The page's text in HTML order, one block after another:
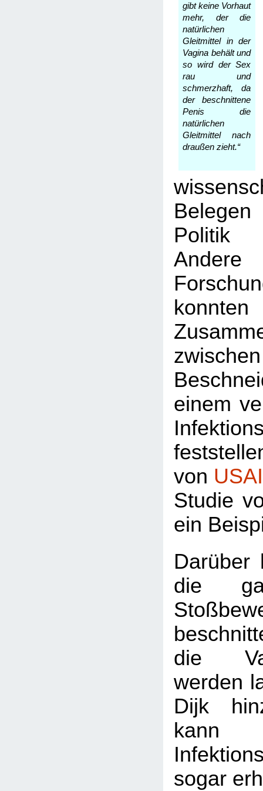
gibt keine Vorhaut
mehr, der die
natürlichen
Gleitmittel in der
Vagina behält und
so wird der Sex
rau und
schmerzhaft, da
der beschnittene
Penis die
natürlichen
Gleitmittel nach
draußen zieht.“
Politik
Andere
einem
von
Studie
ein
Darüber
die
die
werden
Dijk
sogar